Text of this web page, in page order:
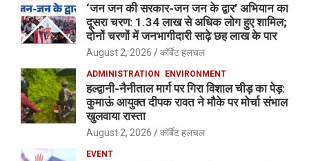
‘जन जन की सरकार-जन जन के द्वार’ अभियान का
दूसरा चरण: 1.34 लाख से अधिक लोग हुए शामिल;
दोनों चरणों में जनभागीदारी साढ़े छह लाख के पार
August 2, 2026 कॉर्बेट हलचल
ADMINISTRATION ENVIRONMENT
हल्द्वानी-नैनीताल मार्ग पर गिरा विशाल चीड़ का पेड़:
कुमाऊं आयुक्त दीपक रावत ने मौके पर मोर्चा संभाल
खुलवाया रास्ता
August 2, 2026 कॉर्बेट हलचल
EVENT